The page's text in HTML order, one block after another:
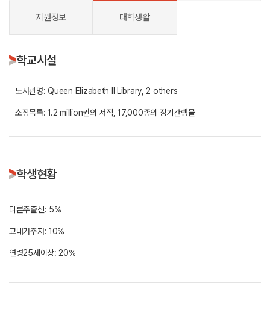
지원정보 대학생활
학교시설
도서관명: Queen Elizabeth II Library, 2 others
소장목록: 1.2 million권의 서적, 17,000종의 정기간행물
학생현황
다른주출신: 5%
교내거주자: 10%